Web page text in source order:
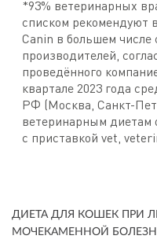
ДИЕТА ДЛЯ КОШЕК ПРИ
МОЧЕКАМЕННОЙ